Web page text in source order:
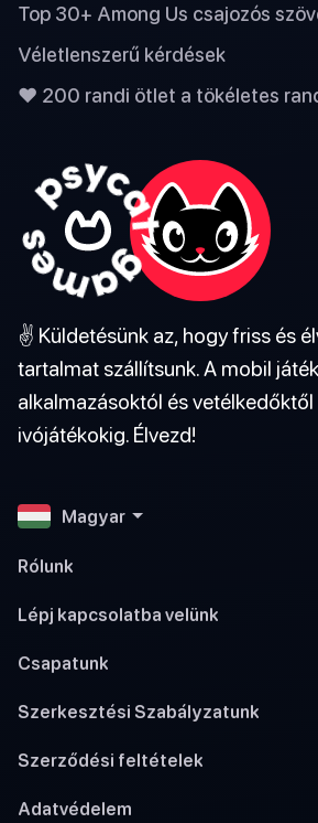
Top 30+ Among Us csajozós
Véletlenszerű kérdések
❤️ 200 randi ötlet a tökéletes
✌️ Küldetésünk az, hogy friss és
tartalmat szállítsunk. A mobil
alkalmazásoktól és
ivójátékokig. Élvezd!
Magyar
Rólunk
Lépj kapcsolatba velünk
Csapatunk
Szerkesztési Szabályzatunk
Szerződési feltételek
Adatvédelem